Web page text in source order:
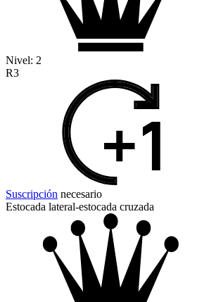
Nivel: 2
R3
Suscripción necesario
Estocada lateral-estocada cruzada